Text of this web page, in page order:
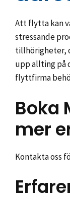
Att flytta kan
stressande
tillhörigheter,
upp allting på
flyttfirma
Boka
mer
Kontakta oss